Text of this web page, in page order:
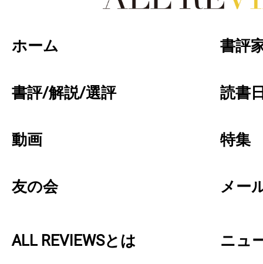
ホーム 書評
書評/解説/選評 読書
動画 特集
友の会 メー
ALL REVIEWSとは ニュ